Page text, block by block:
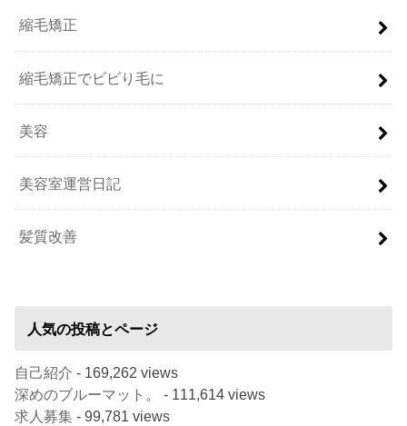
縮毛矯正
縮毛矯正でビビり毛に
美容
美容室運営日記
髪質改善
人気の投稿とページ
自己紹介 - 169,262 views
深めのブルーマット。
- 111,614 views
求人募集 - 99,781 views